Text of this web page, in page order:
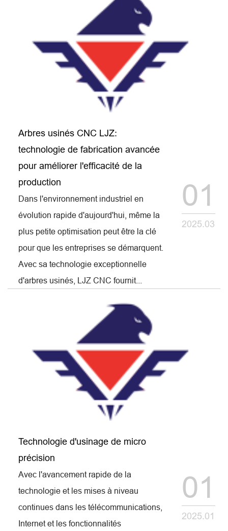
Arbres usinés CNC LJZ:
technologie de fabrication avancée
pour améliorer l'efficacité de la
production
Dans l'environnement industriel en
évolution rapide d'aujourd'hui, même la
plus petite optimisation peut être la clé
pour que les entreprises se démarquent.
Avec sa technologie exceptionnelle
d'arbres usinés, LJZ CNC fournit...
01
2025.03
Technologie d'usinage de micro
précision
Avec l'avancement rapide de la
technologie et les mises à niveau
continues dans les télécommunications,
Internet et les fonctionnalités
01
2025.01